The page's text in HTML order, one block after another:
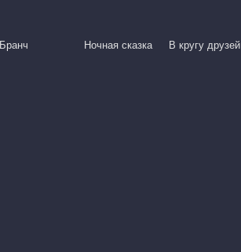
Бранч Ночная сказка В кругу друзей